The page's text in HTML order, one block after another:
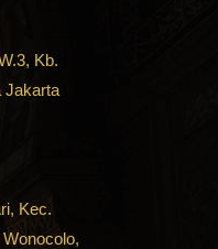
Kb.
Jakarta
Kec.